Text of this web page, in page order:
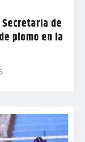
Secretaría de
plomo en la